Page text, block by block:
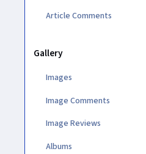
Article Comments
Gallery
Images
Image Comments
Image Reviews
Albums